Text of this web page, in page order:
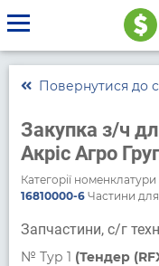
Повернутися до
Закупка з/ч
Акріс Агро
Категорії номенклатури
16810000-6Частини для
Запчастини, с/г
№ Тур 1 (Тендер